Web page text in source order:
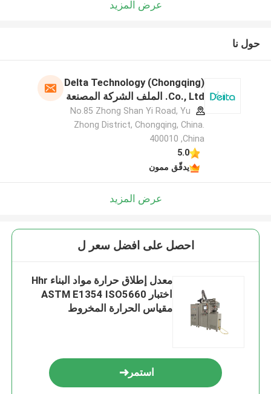
عرض المزيد
حول نا
Delta Technology (Chongqing)
Co., Ltd. الملف الشركة المصنعة
No.85 Zhong Shan Yi Road, Yu
Zhong District, Chongqing, China.
400010 ,China
5.0
يدقّق ممون
عرض المزيد
احصل على افضل سعر ل
معدل إطلاق حرارة مواد البناء Hhr
اختبار ASTM E1354 ISO5660
مقياس الحرارة المخروط
استمر